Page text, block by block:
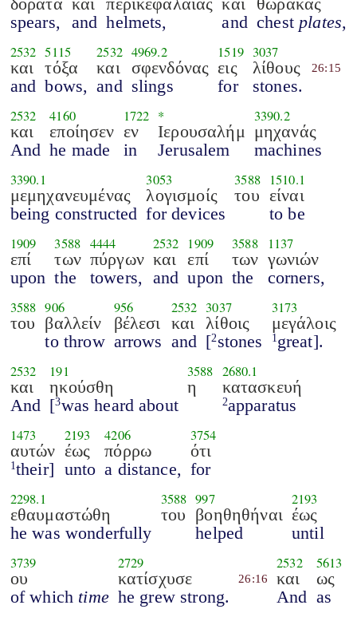
spears,
and helmets,
and chest plates,
2532
και
and
5115
τόξα
bows,
2532
και
and
4969.2
σφενδόνας
slings
1519
εις
for
3037
λίθους
stones.
26:15
2532
και
And
4160
εποίησεν
he made
1722
εν
in
*
Ιερουσαλήμ
Jerusalem
3390.2
μηχανάς
machines
3390.1
μεμηχανευμένας
being constructed
3053
λογισμοίς
for devices
3588
του
1510.1
είναι
to be
1909
επί
upon
3588
των
the
4444
πύργων
towers,
2532
και
and
1909
επί
upon
3588
των
the
1137
γωνιών
corners,
3588
του
906
βαλλείν
to throw
956
βέλεσι
arrows
2532
και
and
3037
λίθοις
[2 stones
3173
μεγάλοις
1 great].
2532
και
And
191
ηκούσθη
[3was heard about
3588
η
2680.1
κατασκευή
2apparatus
1473
αυτών
1 their]
2193
έως
unto
4206
πόρρω
a distance,
3754
ότι
for
2298.1
εθαυμαστώθη
he was wonderfully
3588
του
997
βοηθηθήναι
helped
2193
έως
until
3739
ου
of which time
2729
κατίσχυσε
he grew strong.
26:16
2532
και
And
5613
ως
as